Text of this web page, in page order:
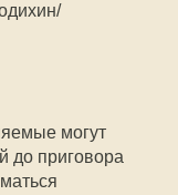
могут
до приговора